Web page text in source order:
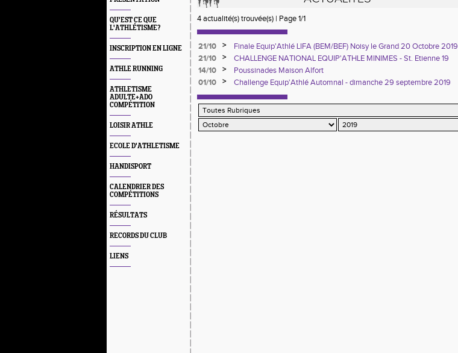
QU'EST CE QUE
L'ATHLÉTISME?
INSCRIPTION EN LIGNE
ATHLE RUNNING
ATHLETISME
ADULTE+ADO
COMPÉTITION
LOISIR ATHLE
ECOLE D'ATHLETISME
HANDISPORT
CALENDRIER DES
COMPÉTITIONS
RÉSULTATS
RECORDS DU CLUB
LIENS
4 actualité(s) trouvée(s) | Page 1/1
21/10 >
Finale Equip'Athlé LIFA (BEM/BEF) Noisy le Grand 20 Octobre 2019
21/10
>
CHALLENGE NATIONAL EQUIP'ATHLE MINIMES - St. Etienne 19
Octobre 2019
14/10 >
Poussinades Maison Alfort
01/10
> Challenge Equip'Athlé Automnal - dimanche 29 septembre 2019